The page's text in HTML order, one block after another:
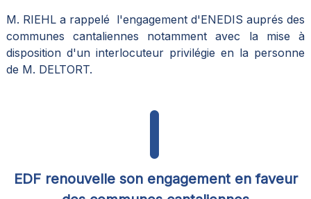
M. RIEHL a rappelé l'engagement d'ENEDIS auprés des
communes cantaliennes notamment avec la mise à
disposition d'un interlocuteur privilégie en la personne
de M. DELTORT.
EDF renouvelle son engagement en faveur